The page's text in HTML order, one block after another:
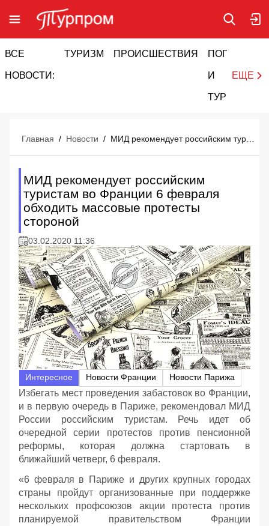
ВСЕ
НОВОСТИ:
ТУРИЗМ ПРОИСШЕСТВИЯ ПОГОДА
И
ТУРИЗМ
ЕЩЕ
Главная / Новости /
МИД рекомендует российским
туристам во Франции 6 февраля
обходить массовые протесты
стороной
03.02.2020 11:36
Интересное Новости Франции Новости Парижа
Избегать мест проведения забастовок во Франции,
и в первую очередь в Париже, рекомендовал МИД
России российским туристам. Речь идет об
очередной серии протестов против пенсионной
реформы, которая должна стартовать в
ближайший четверг, 6 февраля.
«6 февраля в Париже и других крупных городах
страны пройдут организованные при поддержке
нескольких профсоюзов акции протеста против
планируемой правительством Франции